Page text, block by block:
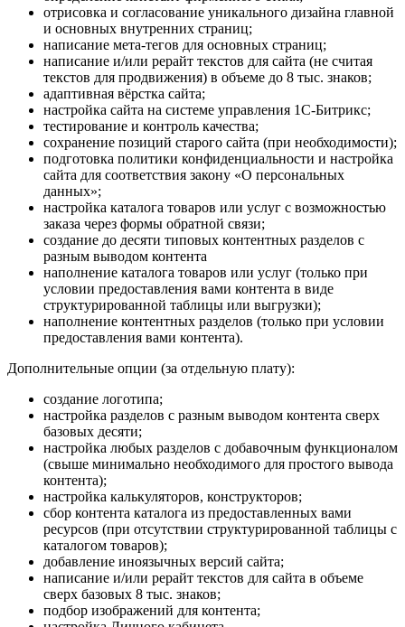
отрисовка и согласование уникального дизайна главной
и основных внутренних страниц;
написание мета-тегов для основных страниц;
написание и/или рерайт текстов для сайта (не считая
текстов для продвижения) в объеме до 8 тыс. знаков;
адаптивная вёрстка сайта;
настройка сайта на системе управления 1С-Битрикс;
тестирование и контроль качества;
сохранение позиций старого сайта (при необходимости);
подготовка политики конфиденциальности и настройка
сайта для соответствия закону «О персональных
данных»;
настройка каталога товаров или услуг с возможностью
заказа через формы обратной связи;
создание до десяти типовых контентных разделов с
разным выводом контента
наполнение каталога товаров или услуг (только при
условии предоставления вами контента в виде
структурированной таблицы или выгрузки);
наполнение контентных разделов (только при условии
предоставления вами контента).
Дополнительные опции (за отдельную плату):
создание логотипа;
настройка разделов с разным выводом контента сверх
базовых десяти;
настройка любых разделов с добавочным функционалом
(свыше минимально необходимого для простого вывода
контента);
настройка калькуляторов, конструкторов;
сбор контента каталога из предоставленных вами
ресурсов (при отсутствии структурированной таблицы с
каталогом товаров);
добавление иноязычных версий сайта;
написание и/или рерайт текстов для сайта в объеме
сверх базовых 8 тыс. знаков;
подбор изображений для контента;